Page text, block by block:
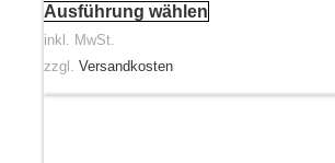
Ausführung wählen
inkl. MwSt.
zzgl. Versandkosten